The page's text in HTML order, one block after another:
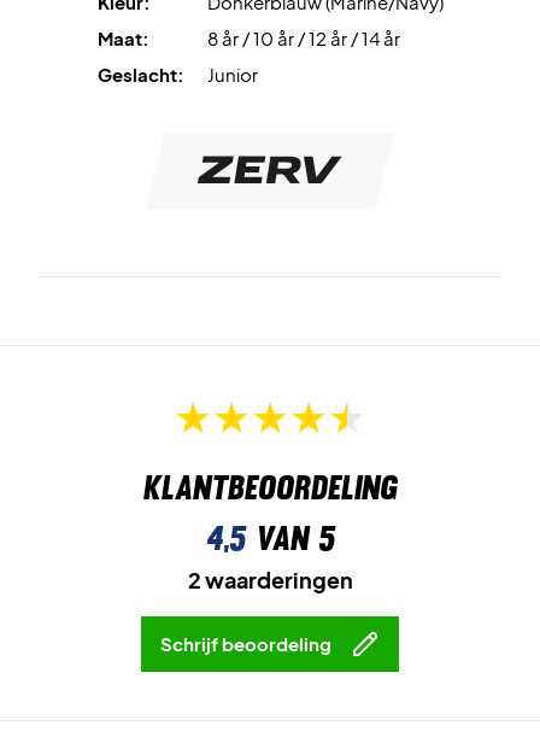
borst, een stijlvolle blauwe kleur en bij de hals ZERV´s
slogan "Because you de'Zerv it".
Materiaal: 100 procent polyester
Maat:
8 år / 10 år / 12 år / 14 år
Geslacht:
Junior
Klantbeoordeling
4,5van 5
2 waarderingen
Schrijf beoordeling